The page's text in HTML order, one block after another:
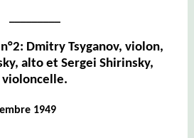
Dmitry Tsyganov, violon,
alto et Sergei Shirinsky,
violoncelle.
1949